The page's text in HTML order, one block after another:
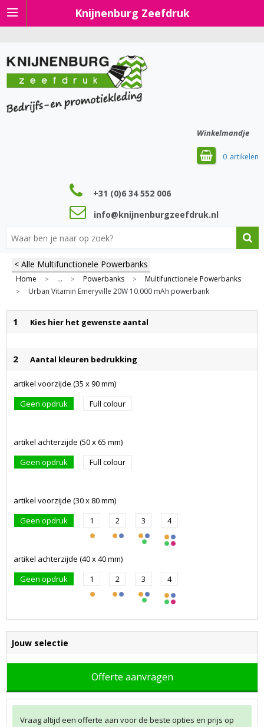
Knijnenburg Zeefdruk
Winkelmandje
0
+31 (0)6 34 552 006
info@knijnenburgzeefdruk.nl
< Alle Multifunctionele Powerbanks
Home > ... > Powerbanks > Multifunctionele Powerbanks
> Urban Vitamin Emeryville 20W 10.000 mAh powerbank
1 Kies hier het gewenste aantal
2 Aantal kleuren bedrukking
artikel voorzijde (35 x 90 mm)
Geen opdruk
Full colour
artikel achterzijde (50 x 65 mm)
Geen opdruk
Full colour
artikel voorzijde (30 x 80 mm)
Geen opdruk
1 2 3 4
artikel achterzijde (40 x 40 mm)
Geen opdruk
1 2 3 4
Jouw selectie
Offerte aanvragen
Vraag altijd een offerte aan voor de beste opties en prijs op